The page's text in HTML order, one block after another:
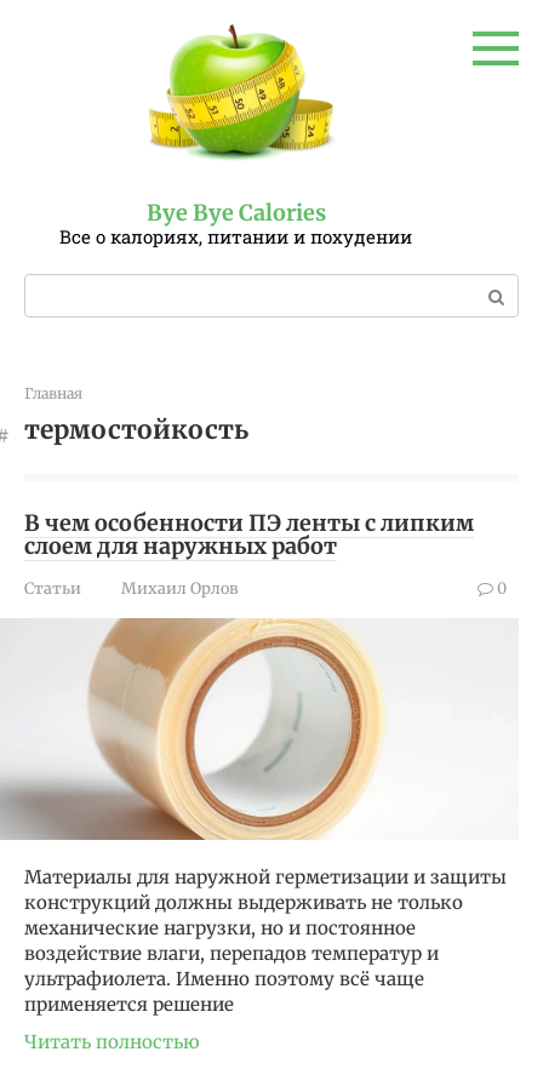
Bye Bye Calories
Все о калориях, питании и похудении
Поиск:
Главная
термостойкость
В чем особенности ПЭ ленты с липким
слоем для наружных работ
Статьи Михаил Орлов 0
Материалы для наружной герметизации и защиты
конструкций должны выдерживать не только
механические нагрузки, но и постоянное
воздействие влаги, перепадов температур и
ультрафиолета. Именно поэтому всё чаще
применяется решение
Читать полностью